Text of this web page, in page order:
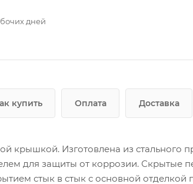
дней
купить Оплата Доставка
крышкой. Изготовлена из стального
для защиты от коррозии. Скрытые
стык в стык с основной отделкой